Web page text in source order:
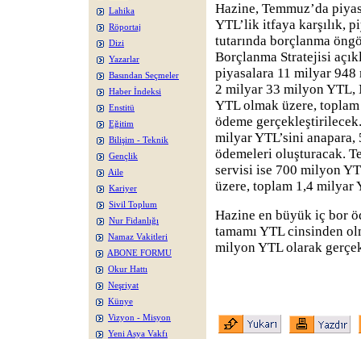
Lahika
Röportaj
Dizi
Yazarlar
Basından Seçmeler
Haber İndeksi
Enstitü
Eğitim
Bilişim - Teknik
Gençlik
Aile
Kariyer
Sivil Toplum
Nur Fidanlığı
Namaz Vakitleri
ABONE FORMU
Okur Hattı
Neşriyat
Künye
Vizyon - Misyon
Yeni Asya Vakfı
Hazine, Temmuz’da
YTL’lik itfaya karşılık,
tutarında borçlanma
Borçlanma Stratejisi
piyasalara 11 milyar
2 milyar 33 milyon YTL,
YTL olmak üzere,
ödeme
milyar YTL’sini
ödemeleri oluşturacak.
servisi ise 700 milyon
üzere, toplam 1,4 milyar
Hazine en büyük iç bor
tamamı YTL cinsinden
milyon YTL olarak